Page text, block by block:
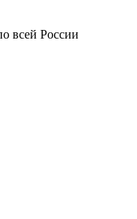
всей России